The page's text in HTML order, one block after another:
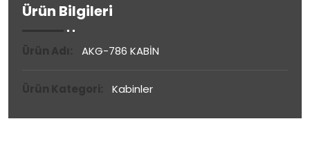
Ürün Bilgileri
AKG-786 KABİN
Kabinler